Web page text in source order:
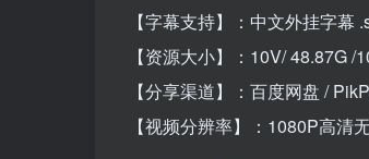
【字幕支持】：中文外挂字幕
【资源大小】：10V/ 48.87G /
【分享渠道】：百度网盘 /
【视频分辨率】：1080P高清